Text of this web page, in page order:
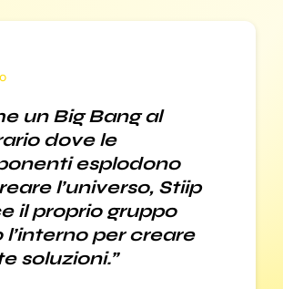
un Big Bang al
dove le
esplodono
l’universo, Stiip
il proprio gruppo
l’interno per creare
soluzioni.”